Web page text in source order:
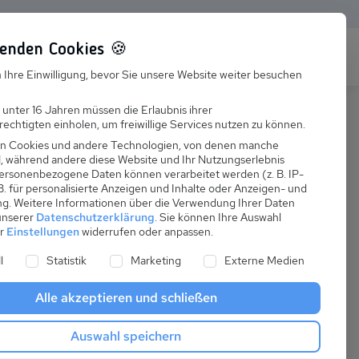
Suchen
Karriere
Ausbildung
ab
pro Nacht
Anreise
Cookies 🍪
Einwilligung, bevor Sie unsere Website weiter besuchen
16 Jahren müssen die Erlaubnis ihrer
einholen, um freiwillige Services nutzen zu können.
Cookies und andere Technologien, von denen manche
während andere diese Website und Ihr Nutzungserlebnis
Daten können verarbeitet werden (z. B. IP-
für personalisierte Anzeigen und Inhalte oder Anzeigen- und
Weitere Informationen über die Verwendung Ihrer Daten
Datenschutzerklärung. Sie können Ihre Auswahl
Einstellungenwiderrufen oder anpassen.
Liste der Service-Gruppen, für die eine Einwilligung
Statistik Marketing Externe Medien
Alle akzeptieren und schließen
Auswahl speichern